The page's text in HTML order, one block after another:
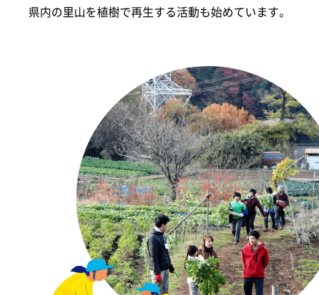
県内の里山を植樹で再生する活動も始めています。